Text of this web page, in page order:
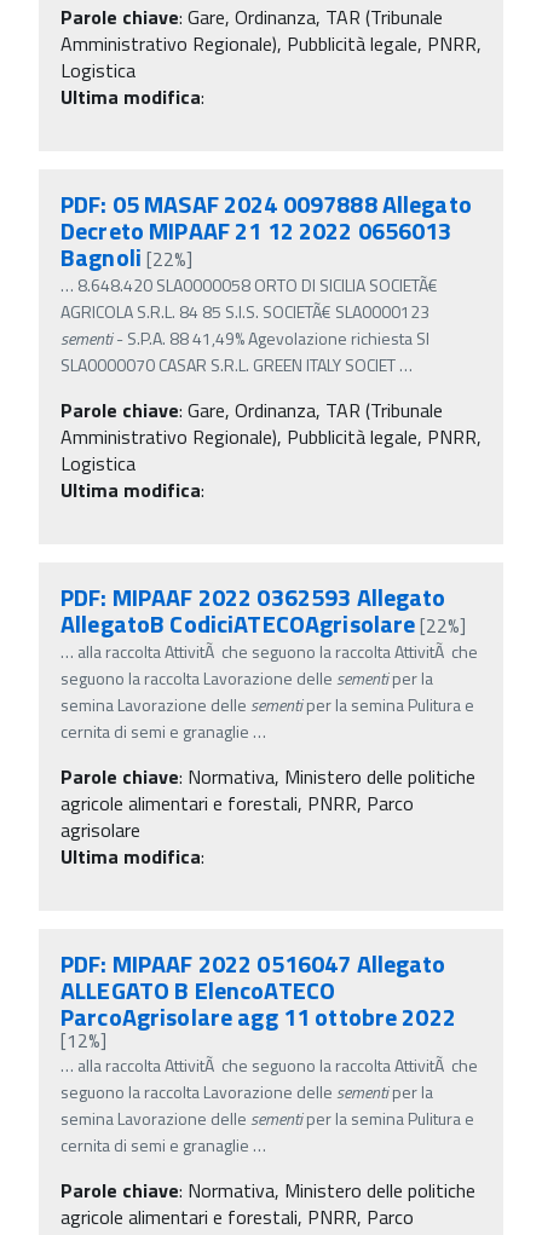
Parole chiave: Gare, Ordinanza, TAR (Tribunale
Amministrativo Regionale), Pubblicità legale, PNRR,
Logistica
Ultima modifica:
PDF: 05 MASAF 2024 0097888 Allegato
Decreto MIPAAF 21 12 2022 0656013
Bagnoli [22%]
… 8.648.420 SLA0000058 ORTO DI SICILIA SOCIETÃ€
AGRICOLA S.R.L. 84 85 S.I.S. SOCIETÃ€ SLA0000123
sementi- S.P.A. 88 41,49% Agevolazione richiesta SI
SLA0000070 CASAR S.R.L. GREEN ITALY SOCIET…
Parole chiave: Gare, Ordinanza, TAR (Tribunale
Amministrativo Regionale), Pubblicità legale, PNRR,
Logistica
Ultima modifica:
PDF: MIPAAF 2022 0362593 Allegato
AllegatoB CodiciATECOAgrisolare[22%]
… alla raccolta AttivitÃ che seguono la raccolta AttivitÃ che
seguono la raccolta Lavorazione delle sementiper la
semina Lavorazione delle sementiper la semina Pulitura e
cernita di semi e granaglie …
Parole chiave: Normativa, Ministero delle politiche
agricole alimentari e forestali, PNRR, Parco
agrisolare
Ultima modifica:
PDF: MIPAAF 2022 0516047 Allegato
ALLEGATO B ElencoATECO
ParcoAgrisolare agg 11 ottobre 2022
[12%]
… alla raccolta AttivitÃ che seguono la raccolta AttivitÃ che
seguono la raccolta Lavorazione delle sementiper la
semina Lavorazione delle sementiper la semina Pulitura e
cernita di semi e granaglie …
Parole chiave: Normativa, Ministero delle politiche
agricole alimentari e forestali, PNRR, Parco